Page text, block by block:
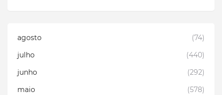
agosto
(74)
julho
(440)
junho
(292)
maio
(578)